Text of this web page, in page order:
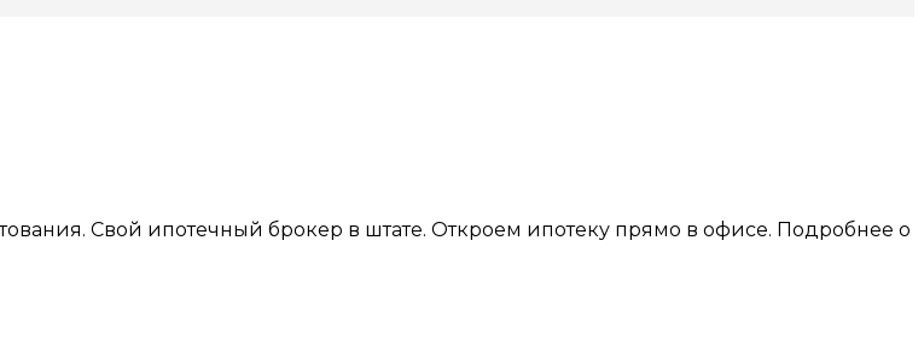
Свой ипотечный брокер в штате. Откроем ипотеку прямо в офисе. Подробнее о